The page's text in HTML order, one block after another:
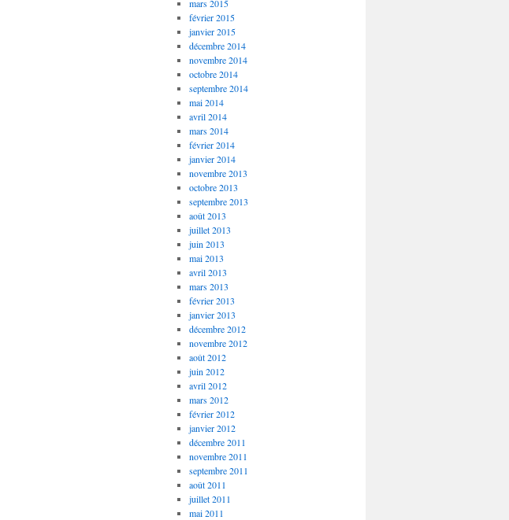
mars 2015
février 2015
janvier 2015
décembre 2014
novembre 2014
octobre 2014
septembre 2014
mai 2014
avril 2014
mars 2014
février 2014
janvier 2014
novembre 2013
octobre 2013
septembre 2013
août 2013
juillet 2013
juin 2013
mai 2013
avril 2013
mars 2013
février 2013
janvier 2013
décembre 2012
novembre 2012
août 2012
juin 2012
avril 2012
mars 2012
février 2012
janvier 2012
décembre 2011
novembre 2011
septembre 2011
août 2011
juillet 2011
mai 2011